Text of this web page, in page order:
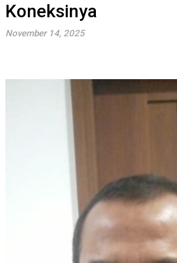
Koneksinya
November 14, 2025